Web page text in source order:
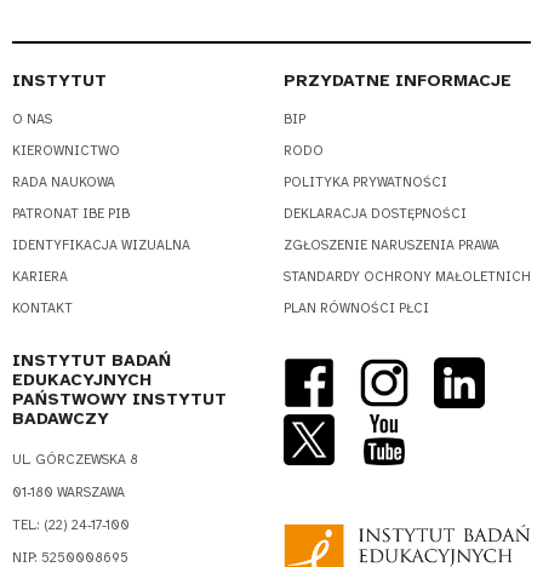
INSTYTUT
O NAS
KIEROWNICTWO
RADA NAUKOWA
PATRONAT IBE PIB
IDENTYFIKACJA WIZUALNA
KARIERA
KONTAKT
PRZYDATNE INFORMACJE
BIP
RODO
POLITYKA PRYWATNOŚCI
DEKLARACJA DOSTĘPNOŚCI
ZGŁOSZENIE NARUSZENIA PRAWA
STANDARDY OCHRONY MAŁOLETNICH
PLAN RÓWNOŚCI PŁCI
INSTYTUT BADAŃ
EDUKACYJNYCH
PAŃSTWOWY INSTYTUT
BADAWCZY
UL. GÓRCZEWSKA 8
01-180 WARSZAWA
TEL.: (22) 24-17-100
NIP: 5250008695